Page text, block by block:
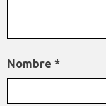
Nombre *